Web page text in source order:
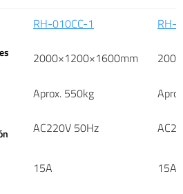
RH-010CC-1 RH-
2000×1200×1600mm
Aprox. 550kg
AC220V 50Hz
15A 15A